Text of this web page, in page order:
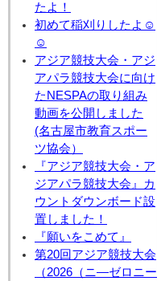
たよ！
初めて稲刈りしたよ☺
☺
アジア競技大会・アジ
アパラ競技大会に向け
たNESPAの取り組み
動画を公開しました
(名古屋市教育スポー
ツ協会）
『アジア競技大会・ア
ジアパラ競技大会』カ
ウントダウンボード設
置しました！
『願いをこめて』
第20回アジア競技大会
（2026（ニ―ゼロニー